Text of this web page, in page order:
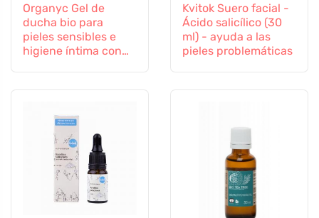
Organyc Gel de
ducha bio para
pieles sensibles e
higiene íntima con
Kvitok Suero facial -
Ácido salicílico (30
ml) - ayuda a las
pieles problemáticas